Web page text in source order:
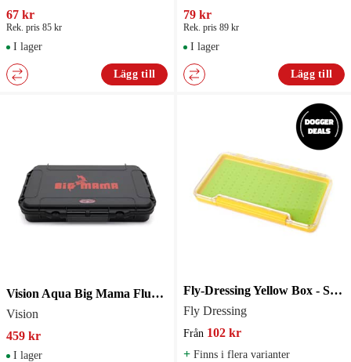
67 kr
Rek. pris 85 kr
I lager
Lägg till
79 kr
Rek. pris 89 kr
I lager
Lägg till
Vision Aqua Big Mama Flugask
Vision
459 kr
I lager
Fly-Dressing Yellow Box - Small/Large Sili
Fly Dressing
Från 102 kr
+ Finns i flera varianter